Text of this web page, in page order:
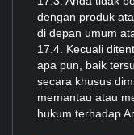
dengan produk
di depan umum
17.4. Kecuali
apa pun, baik
secara khusus
memantau atau
hukum terhadap